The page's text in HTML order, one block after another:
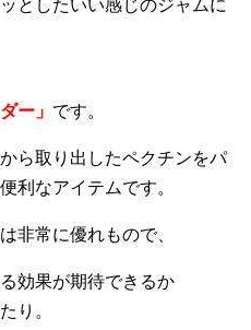
としたいい感じのジャムに
ー」 です。
ら取り出したペクチンをパ
利なアイテムです。
非常に優れもので、
効果が期待できるか
り。